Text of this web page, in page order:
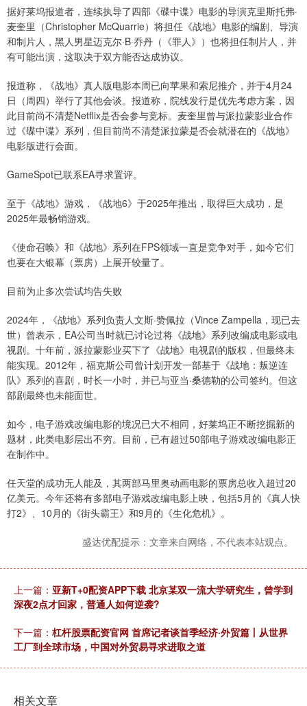
据好莱坞报道者，连续执导了四部《碟中谍》电影的导演克里斯托弗·
麦奎里（Christopher McQuarrie）将担任《战地》电影的编剧、导演
和制片人，黑人男星迈克尔·B·乔丹（《罪人》）也将担任制片人，并
有可能出演，这取决于双方能否达成协议。
报道称，《战地》真人版电影本周已向苹果和索尼推介，并于4月24
日（周四）举行了其他会谈。报道称，院线发行是优先考虑方案，因
此目前尚不清楚Netflix是否会参与竞标。麦奎里曾与派拉蒙影业合作
过《碟中谍》系列，但目前尚不清楚派拉蒙是否会就潜在的《战地》
电影版进行会面。
GameSpot已联系EA寻求置评。
至于《战地》游戏，《战地6》于2025年推出，取得巨大成功，是
2025年最畅销游戏。
《使命召唤》和《战地》系列在FPS领域一直是竞争对手，如今它们
也要在大银幕（票房）上展开较量了。
目前为止多次尝试均告失败
2024年，《战地》系列负责人文斯·赞佩拉（Vince Zampella，现已去
世）曾表示，EA公司当时就已讨论过将《战地》系列改编成电影或电
视剧。十年前，派拉蒙影业买下了《战地》电视剧的版权，但最终未
能实现。2012年，福克斯公司曾计划开发一部基于《战地：叛逆连
队》系列的喜剧，时长一小时，并已与亚当·桑德勒的公司签约。但这
部剧最终也未能面世。
如今，电子游戏改编电影的境况已大不相同，好莱坞正不断挖掘新的
题材，此类电影层出不穷。目前，已有超过50部电子游戏改编电影正
在制作中。
任天堂的成功无人能及，其两部马里奥动画电影的票房总收入超过20
亿美元。今年还将有多部电子游戏改编电影上映，包括5月的《真人快
打2》、10月的《街头霸王》和9月的《生化危机》。
盛达优配提示：文章来自网络，不代表本站观点。
上一篇： 亚新T+0配资APP下载 北京某双一流大学研究生，曾学到
深夜2点才回家，普通人如何逆袭?
下一篇： 杠杆股票配资官网 首席记者谈首季经济·外贸篇丨从世界
工厂到全球市场，中国对外贸易寻求进取之道
相关文章